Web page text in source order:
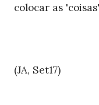
colocar as
(JA, Set17)